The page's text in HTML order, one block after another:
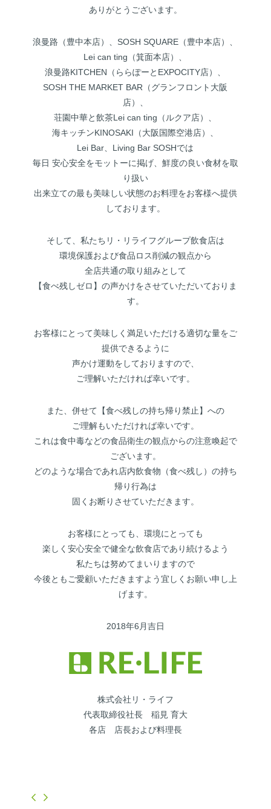
ありがとうございます。
浪曼路（豊中本店）、SOSH SQUARE（豊中本店）、
Lei can ting（箕面本店）、
浪曼路KITCHEN（ららぽーとEXPOCITY店）、
SOSH THE MARKET BAR（グランフロント大阪
店）、
荘園中華と飲茶Lei can ting（ルクア店）、
海キッチンKINOSAKI（大阪国際空港店）、
Lei Bar、Living Bar SOSHでは
毎日 安心安全をモットーに掲げ、鮮度の良い食材を取
り扱い
出来立ての最も美味しい状態のお料理をお客様へ提供
しております。
そして、私たちリ・リライフグループ飲食店は
環境保護および食品ロス削減の観点から
全店共通の取り組みとして
【食べ残しゼロ】の声かけをさせていただいておりま
す。
お客様にとって美味しく満足いただける適切な量をご
提供できるように
声かけ運動をしておりますので、
ご理解いただければ幸いです。
また、併せて【食べ残しの持ち帰り禁止】への
ご理解もいただければ幸いです。
これは食中毒などの食品衛生の観点からの注意喚起で
ございます。
どのような場合であれ店内飲食物（食べ残し）の持ち
帰り行為は
固くお断りさせていただきます。
お客様にとっても、環境にとっても
楽しく安心安全で健全な飲食店であり続けるよう
私たちは努めてまいりますので
今後ともご愛顧いただきますよう宜しくお願い申し上
げます。
2018年6月吉日
株式会社リ・ライフ
代表取締役社長 稲見 育大
各店 店長および料理長